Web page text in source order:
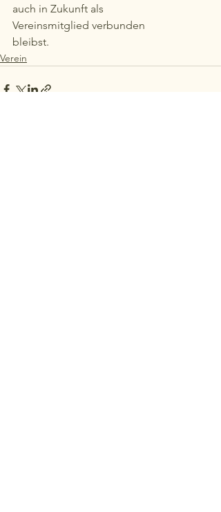
auch in Zukunft als
Vereinsmitglied verbunden
bleibst.
Verein